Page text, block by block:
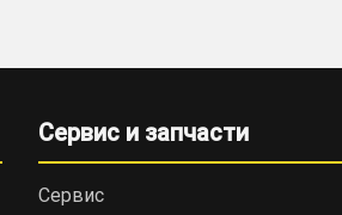
Сервис и запчасти
Сервис